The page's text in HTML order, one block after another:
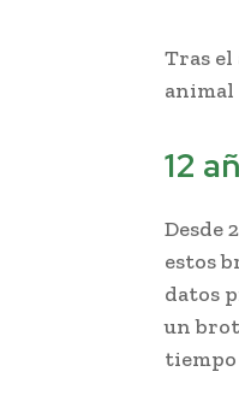
Tras el
animal
12
Desde
estos
datos
un
tiempo